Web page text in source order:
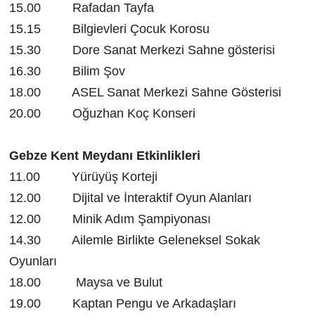
15.00 Rafadan Tayfa
15.15 Bilgievleri Çocuk Korosu
15.30 Dore Sanat Merkezi Sahne gösterisi
16.30 Bilim Şov
18.00 ASEL Sanat Merkezi Sahne Gösterisi
20.00 Oğuzhan Koç Konseri
Gebze Kent Meydanı Etkinlikleri
11.00 Yürüyüş Korteji
12.00 Dijital ve İnteraktif Oyun Alanları
12.00 Minik Adım Şampiyonası
14.30 Ailemle Birlikte Geleneksel Sokak
Oyunları
18.00 Maysa ve Bulut
19.00 Kaptan Pengu ve Arkadaşları